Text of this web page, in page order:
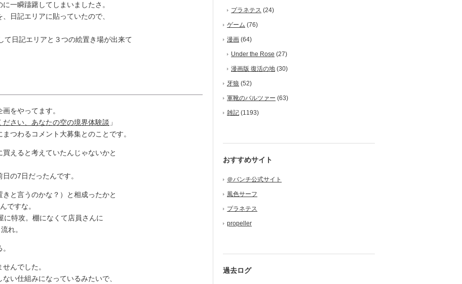
一瞬躊躇してしまいましたさ。
日記エリアに貼っていたので、
日記エリアと３つの絵置き場が出来て
をやってます。
さい、あなたの空の境界体験談 」
つわるコメント大募集とのことです。
えると考えていたんじゃないかと
の7日だったんです。
と言うのかな？）と相成ったかと
ですな。
に特攻。棚になくて店員さんに
れ。
んでした。
い仕組みになっているみたいで、
プラネテス (24)
ゲーム (76)
漫画 (64)
Under the Rose (27)
漫画版 復活の地 (30)
牙狼 (52)
軍靴のバルツァー (63)
雑記 (1193)
おすすめサイト
＠バンチ公式サイト
風色サーフ
プラネテス
propeller
過去ログ